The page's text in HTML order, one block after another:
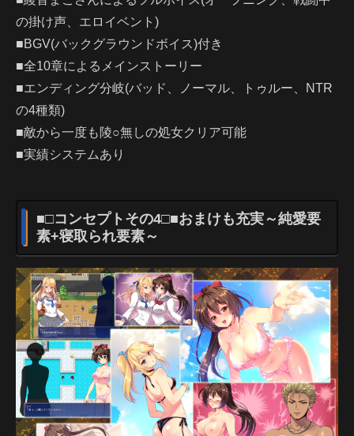
の掛け声、エロイベント)
■BGV(バックグラウンドボイス)付き
■全10章によるメインストーリー
■エンディング分岐(バッド、ノーマル、トゥルー、NTR
の4種類)
■敵から一度も陵○無しの処女クリア可能
■実績システムあり
■□コンセプトその4□■おまけも充実～純愛要
素+寝取られ要素～